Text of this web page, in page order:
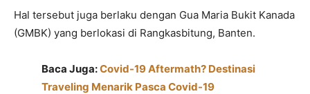
Hal tersebut juga berlaku dengan Gua Maria Bukit Kanada
(GMBK) yang berlokasi di Rangkasbitung, Banten.
Baca Juga:Covid-19 Aftermath? Destinasi
Traveling Menarik Pasca Covid-19